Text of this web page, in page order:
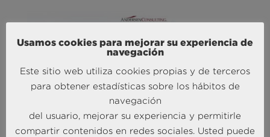
Agencias de viajes: del mostrador al taller de
experiencias
Usamos cookies para mejorar su experiencia de
navegación
Este sitio web utiliza cookies propias y de terceros
para obtener estadísticas sobre los hábitos de
navegación
del usuario, mejorar su experiencia y permitirle
compartir contenidos en redes sociales. Usted puede